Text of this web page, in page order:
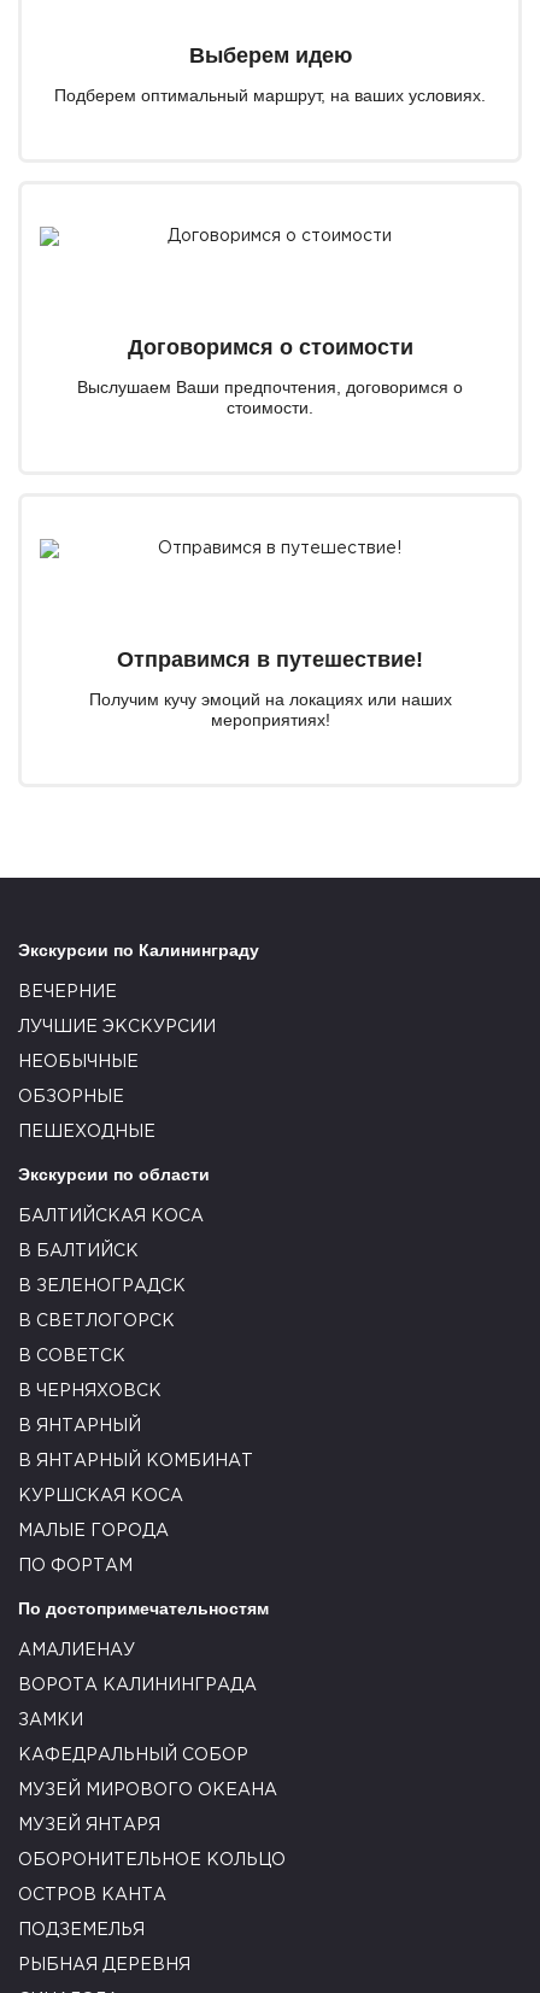
Выберем идею
Подберем оптимальный маршрут, на ваших условиях.
Договоримся о стоимости
Выслушаем Ваши предпочтения, договоримся о
стоимости.
Отправимся в путешествие!
Получим кучу эмоций на локациях или наших
мероприятиях!
Экскурсии по Калининграду
ВЕЧЕРНИЕ
ЛУЧШИЕ ЭКСКУРСИИ
НЕОБЫЧНЫЕ
ОБЗОРНЫЕ
ПЕШЕХОДНЫЕ
Экскурсии по области
БАЛТИЙСКАЯ КОСА
В БАЛТИЙСК
В ЗЕЛЕНОГРАДСК
В СВЕТЛОГОРСК
В СОВЕТСК
В ЧЕРНЯХОВСК
В ЯНТАРНЫЙ
В ЯНТАРНЫЙ КОМБИНАТ
КУРШСКАЯ КОСА
МАЛЫЕ ГОРОДА
ПО ФОРТАМ
По достопримечательностям
АМАЛИЕНАУ
ВОРОТА КАЛИНИНГРАДА
ЗАМКИ
КАФЕДРАЛЬНЫЙ СОБОР
МУЗЕЙ МИРОВОГО ОКЕАНА
МУЗЕЙ ЯНТАРЯ
ОБОРОНИТЕЛЬНОЕ КОЛЬЦО
ОСТРОВ КАНТА
ПОДЗЕМЕЛЬЯ
РЫБНАЯ ДЕРЕВНЯ